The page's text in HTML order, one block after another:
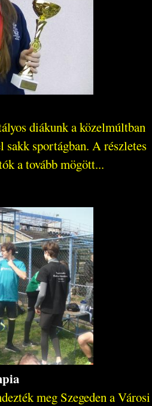
diákunk a közelmúltban
sakk sportágban. A részletes
a tovább mögött...
meg Szegeden a Városi